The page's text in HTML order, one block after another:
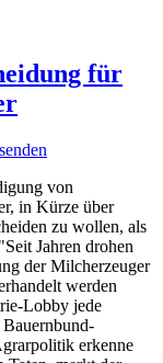
für
von
in Kürze über
zu wollen, als
Jahren drohen
der Milcherzeuger
werden
Lobby jede
erkenne